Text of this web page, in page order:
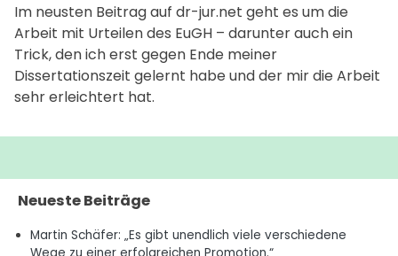
Im neusten Beitrag auf dr-jur.net geht es um die
Arbeit mit Urteilen des EuGH – darunter auch ein
Trick, den ich erst gegen Ende meiner
Dissertationszeit gelernt habe und der mir die Arbeit
sehr erleichtert hat.
Neueste Beiträge
Martin Schäfer: „Es gibt unendlich viele verschiedene
Wege zu einer erfolgreichen Promotion.“